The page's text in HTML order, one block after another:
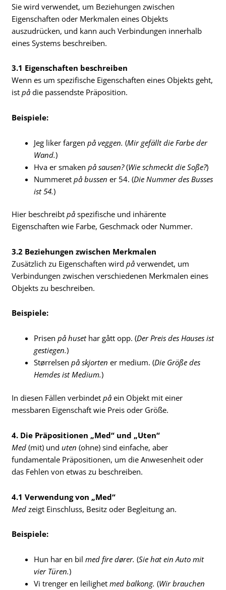
Sie wird verwendet, um Beziehungen zwischen
Eigenschaften oder Merkmalen eines Objekts
auszudrücken, und kann auch Verbindungen innerhalb
eines Systems beschreiben.
3.1 Eigenschaften beschreiben
Wenn es um spezifische Eigenschaften eines Objekts geht,
istpå die passendste Präposition.
Beispiele:
Jeg liker fargenpå veggen. (Mir gefällt die Farbe der
Wand.)
Hva er smakenpå sausen?(Wie schmeckt die Soße?)
Nummeretpå bussen er 54. (Die Nummer des Busses
ist 54.)
Hier beschreibtpå spezifische und inhärente
Eigenschaften wie Farbe, Geschmack oder Nummer.
3.2 Beziehungen zwischen Merkmalen
Zusätzlich zu Eigenschaften wirdpå verwendet, um
Verbindungen zwischen verschiedenen Merkmalen eines
Objekts zu beschreiben.
Beispiele:
Prisenpå husethar gått opp. (Der Preis des Hauses ist
gestiegen.)
Størrelsenpå skjorten er medium. (Die Größe des
Hemdes ist Medium.)
In diesen Fällen verbindetpå ein Objekt mit einer
messbaren Eigenschaft wie Preis oder Größe.
4. Die Präpositionen „Med“ und „Uten“
Med (mit) unduten (ohne) sind einfache, aber
fundamentale Präpositionen, um die Anwesenheit oder
das Fehlen von etwas zu beschreiben.
4.1 Verwendung von „Med“
Med zeigt Einschluss, Besitz oder Begleitung an.
Beispiele:
Hun har en bilmed fire dører. (Sie hat ein Auto mit
vier Türen.)
Vi trenger en leilighetmed balkong. (Wir brauchen